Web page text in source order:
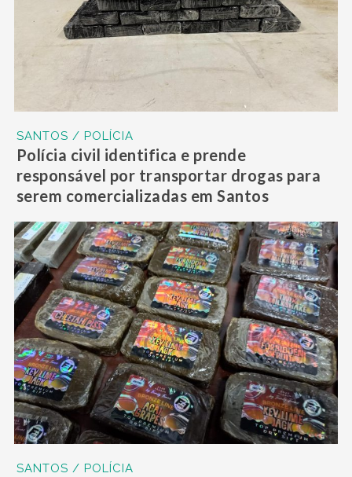
SANTOS / POLÍCIA
Polícia civil identifica e prende
responsável por transportar drogas para
serem comercializadas em Santos
SANTOS / POLÍCIA